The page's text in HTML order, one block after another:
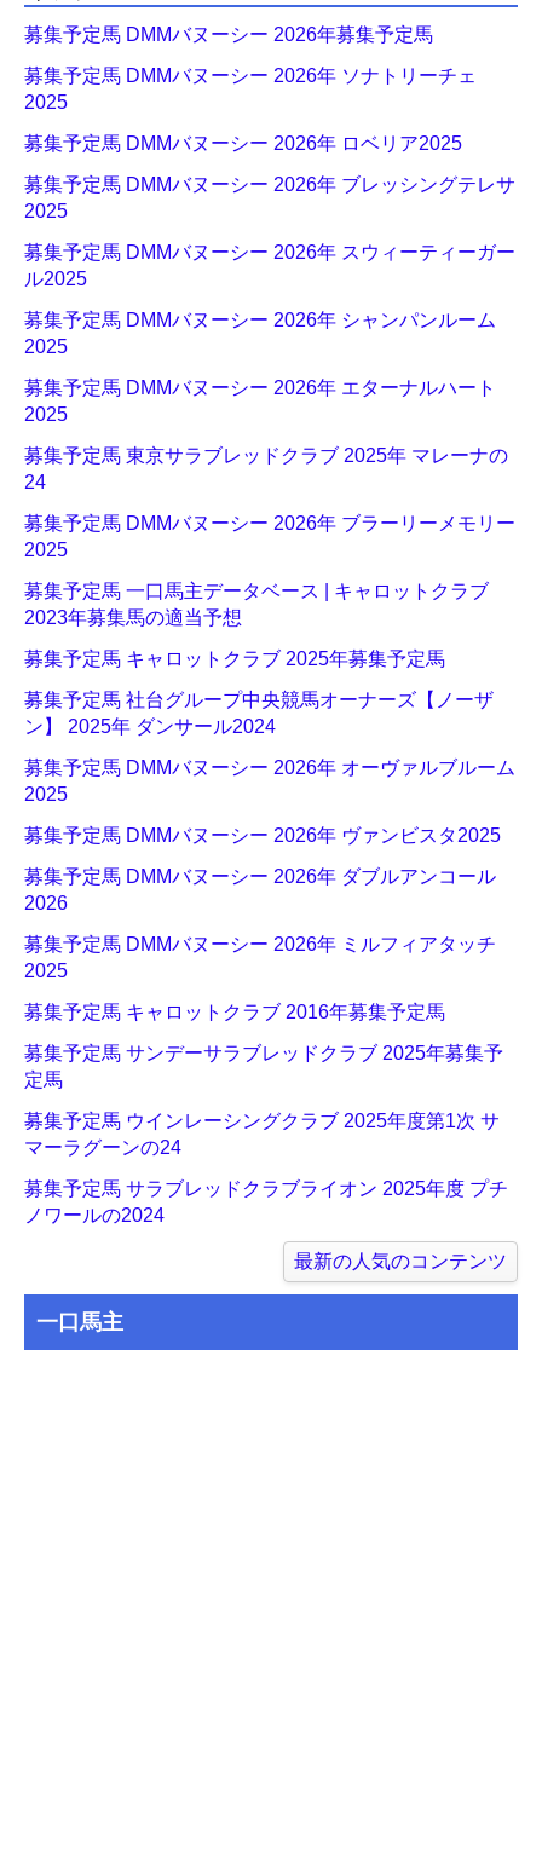
募集予定馬 DMMバヌーシー 2026年募集予定馬
募集予定馬 DMMバヌーシー 2026年 ソナトリーチェ
2025
募集予定馬 DMMバヌーシー 2026年 ロベリア2025
募集予定馬 DMMバヌーシー 2026年 ブレッシングテレサ
2025
募集予定馬 DMMバヌーシー 2026年 スウィーティーガー
ル2025
募集予定馬 DMMバヌーシー 2026年 シャンパンルーム
2025
募集予定馬 DMMバヌーシー 2026年 エターナルハート
2025
募集予定馬 東京サラブレッドクラブ 2025年 マレーナの
24
募集予定馬 DMMバヌーシー 2026年 ブラーリーメモリー
2025
募集予定馬 一口馬主データベース | キャロットクラブ
2023年募集馬の適当予想
募集予定馬 キャロットクラブ 2025年募集予定馬
募集予定馬 社台グループ中央競馬オーナーズ【ノーザ
ン】 2025年 ダンサール2024
募集予定馬 DMMバヌーシー 2026年 オーヴァルブルーム
2025
募集予定馬 DMMバヌーシー 2026年 ヴァンビスタ2025
募集予定馬 DMMバヌーシー 2026年 ダブルアンコール
2026
募集予定馬 DMMバヌーシー 2026年 ミルフィアタッチ
2025
募集予定馬 キャロットクラブ 2016年募集予定馬
募集予定馬 サンデーサラブレッドクラブ 2025年募集予
定馬
募集予定馬 ウインレーシングクラブ 2025年度第1次 サ
マーラグーンの24
募集予定馬 サラブレッドクラブライオン 2025年度 プチ
ノワールの2024
最新の人気のコンテンツ
一口馬主